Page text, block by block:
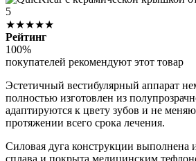
5
★★★★★
Рейтинг
100%
покупателей рекомендуют этот товар
Эстетичный вестибулярный аппарат
полностью изготовлен из
адаптируются к цвету зубов и не
протяжении всего срока лечения.
Силовая дуга конструкции выполнена
сплава и покрыта медицинским